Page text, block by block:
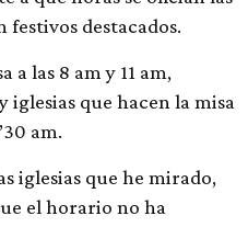
festivos destacados.
a las 8 am y 11 am,
que hacen la misa
am.
iglesias que he mirado,
el horario no ha